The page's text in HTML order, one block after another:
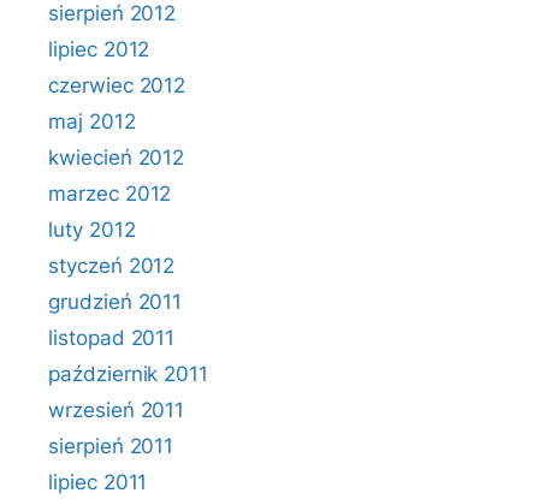
sierpień 2012
lipiec 2012
czerwiec 2012
maj 2012
kwiecień 2012
marzec 2012
luty 2012
styczeń 2012
grudzień 2011
listopad 2011
październik 2011
wrzesień 2011
sierpień 2011
lipiec 2011